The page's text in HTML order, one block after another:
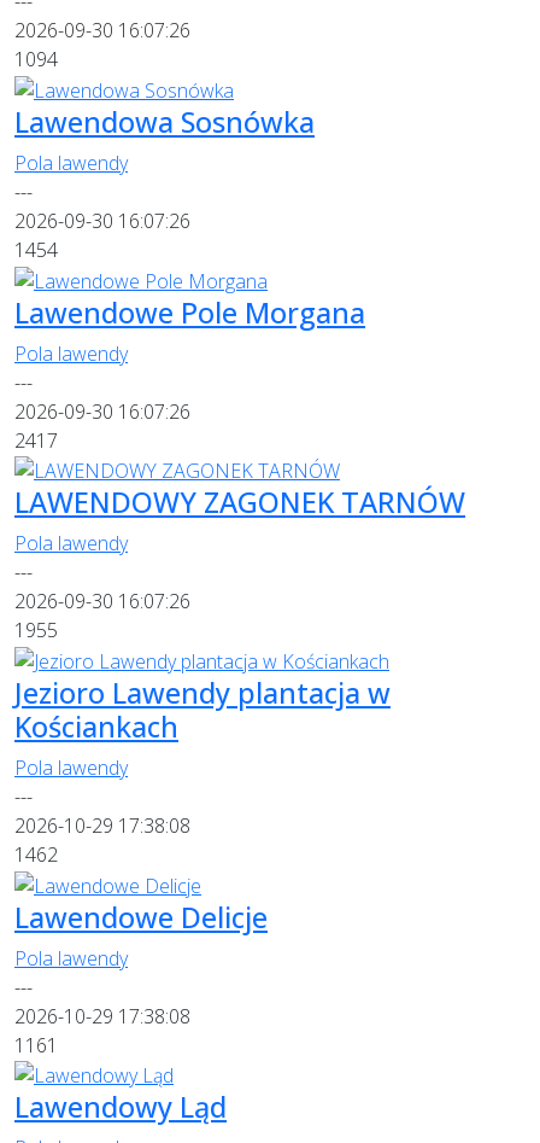
2026-09-30 16:07:26
1094
Lawendowa Sosnówka
Pola lawendy
---
2026-09-30 16:07:26
1454
Lawendowe Pole Morgana
Pola lawendy
---
2026-09-30 16:07:26
2417
LAWENDOWY ZAGONEK TARNÓW
Pola lawendy
---
2026-09-30 16:07:26
1955
Jezioro Lawendy plantacja w
Kościankach
Pola lawendy
---
2026-10-29 17:38:08
1462
Lawendowe Delicje
Pola lawendy
---
2026-10-29 17:38:08
1161
Lawendowy Ląd